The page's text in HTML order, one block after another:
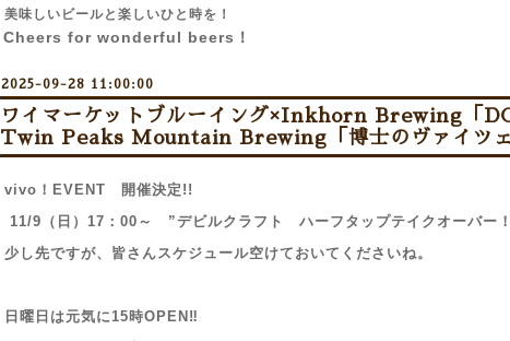
美味しいビールと楽しいひと時を！
Cheers for wonderful beers！
2025-09-28 11:00:00
ワイマーケットブルーイング×Inkhorn Brewing「
Twin Peaks Mountain Brewing「博士のヴァイツ
vivo！EVENT 開催決定!!
11/9（日）17：00～ ”デビルクラフト ハーフタップテイクオーバー
少し先ですが、皆さんスケジュール空けておいてくださいね。
日曜日は元気に15時OPEN‼